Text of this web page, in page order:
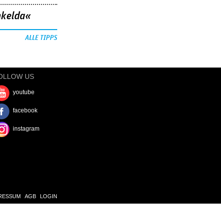
ALLE TIPPS
US
youtube
facebook
instagram
AGB LOGIN